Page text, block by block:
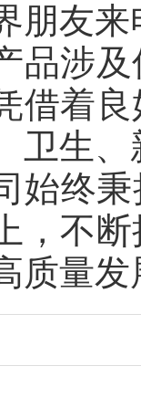
朋友
品涉
借着
卫生
始终
，不
质量